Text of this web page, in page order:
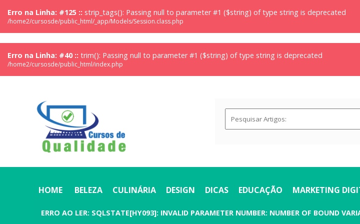
Erro na Linha: #125 :: strip_tags(): Passing null to parameter #1 ($string) of type string is deprecated
/home2/cursosde/public_html/_app/Models/Session.class.php
Erro na Linha: #40 :: trim(): Passing null to parameter #1 ($string) of type string is deprecated
/home2/cursosde/public_html/index.php
HOME BELEZA CULINÁRIA DESIGN DICAS EDUCAÇÃO MARKETING
ERRO AO LER: SQLSTATE[HY093]: INVALID PARAMETER NUMBER: NUMBER OF BOUND